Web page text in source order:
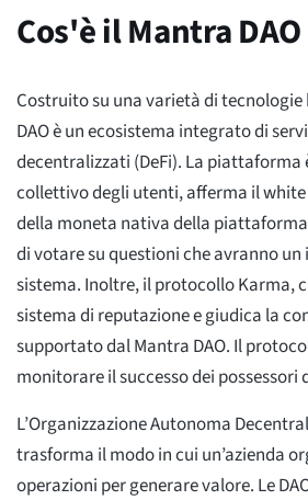
Cos'è il Mantra
Costruito su una varietà di
DAO è un ecosistema integrato di
decentralizzati (DeFi). La
collettivo degli utenti, afferma il
della moneta nativa della
di votare su questioni che avranno
sistema. Inoltre, il protocollo Karma,
sistema di reputazione e giudica la
supportato dal Mantra DAO. Il
monitorare il successo dei possessori
L’Organizzazione Autonoma
trasforma il modo in cui un’azienda
operazioni per generare valore. Le